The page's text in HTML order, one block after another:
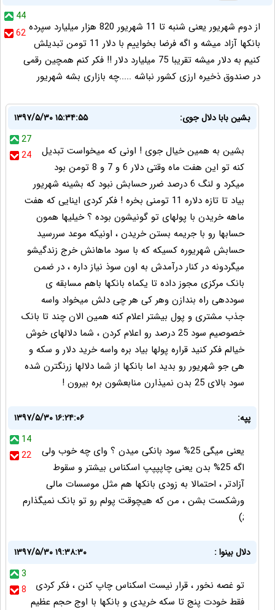
44
62 از دوم شهریور یعنی شنبه تا 11 شهریور 820 هزار میلیارد سپرده
بانکها آزاد میشه و اگه فرضا بخواییم با دلار 11 تومن تبدیلش
کنیم به دلار میشه تقریبا 75 میلیارد دلار !! فکر کنم همچین رقمی
در صندوق ذخیره ارزی کشور نباشه .....چه بازاری بشه شهریور
بشین بابا دلال جوی:
۱۳۹۷/۵/۳۰ ۱۵:۳۴:۵۵
27
24
بشین به همین خیال جوی ! اونی که میخواست تبدیل
کنه تو این هفت ماه وقتی دلار 6 و 7 و 8 تومن بود
میکرد و لنگ 6 درصد ضرر حسابش نبود که بشینه شهریور
بیاد تا تازه دلاره 11 تومنی بخره ! فکر کردی اینایی که هفت
ماهه خریدن با پولهای تو گونیشون بوده ؟ خیلیها همون
حسابها رو با جریمه بستن خریدن ، اونیکه موعد سررسید
حسابش شهریوره کسیکه که با سود ماهانش خرج زندگیشو
میگردونه در کنار درآمدش به اون سوذ نیاز داره ، در ضمن
بانک مرکزی مجوز داده تا یکماه بانکها باهم مسابقه ی
سوددهی راه بندازن وهر کی هر چی دلش میخواد واسه
جذب مشتری و پول بیشتر اعلام کنه همین الان چند تا بانک
خصوصیم سود 25 درصد رو اعلام کردن ، شما دلالهای خوش
خیالم فکر کنید قراره پولها بیاد بره واسه خرید دلار و سکه و
هی جو شهریور رو بدید اما بانکها از شما دلالها زرنگترن شده
سود بالای 25 بدن نمیذارن منابعشون بره بیرون !
پپه:
۱۳۹۷/۵/۳۰ ۱۶:۲۴:۰۶
14
22
یعنی میگی 25% سود بانکی میدن ؟ وای چه خوب ولی
اگه 25% بدن یعنی چاپپپپ اسکناس بیشتر و سقوط
آزادتر ، احتمالا به زودی بانکها هم مثل موسسات مالی
ورشکست بشن ، من که هیچوقت پولم رو تو بانک نمیگذارم
;)
دلال بینوا :
۱۳۹۷/۵/۳۰ ۱۹:۳۸:۳۰
3
8
تو غصه نخور ، قرار نیست اسکناس چاپ کنن ، فکر کردی
فقط خودت پنج تا سکه خریدی و بانکها با اوج حجم عظیم